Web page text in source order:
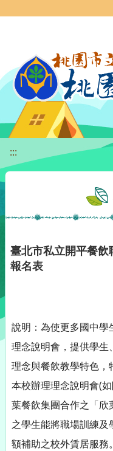
:::
臺北市私立開平餐
報名表
說明：為使更多國中學
理念說明會，提供學
理念與餐飲教學特色
本校辦理理念說明會(
葉餐飲集團合作之「欣
之學生能將職場訓練
額補助之校外賃居服